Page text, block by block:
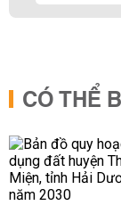
CÓ THỂ